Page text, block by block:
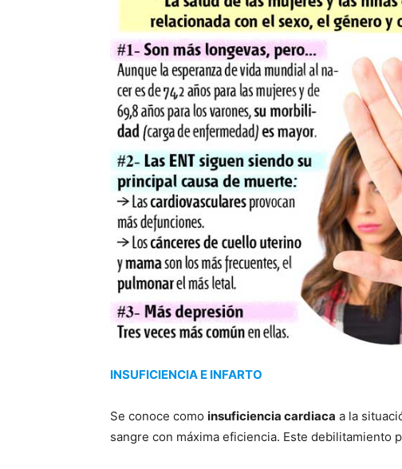
INSUFICIENCIA E INFARTO
Se conoce como insuficiencia cardiaca a la
sangre con máxima eficiencia. Este debilitamiento